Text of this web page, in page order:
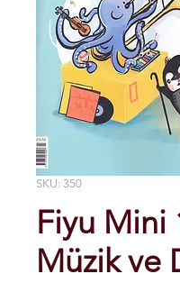
SKU: 350
Fiyu Mini
Müzik ve